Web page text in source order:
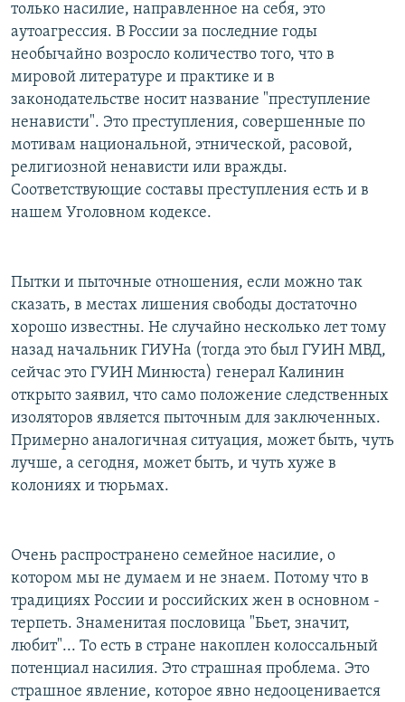
только насилие, направленное на себя, это
аутоагрессия. В России за последние годы
необычайно возросло количество того, что в
мировой литературе и практике и в
законодательстве носит название "преступление
ненависти". Это преступления, совершенные по
мотивам национальной, этнической, расовой,
религиозной ненависти или вражды.
Соответствующие составы преступления есть и в
нашем Уголовном кодексе.
Пытки и пыточные отношения, если можно так
сказать, в местах лишения свободы достаточно
хорошо известны. Не случайно несколько лет тому
назад начальник ГИУНа (тогда это был ГУИН МВД,
сейчас это ГУИН Минюста) генерал Калинин
открыто заявил, что само положение следственных
изоляторов является пыточным для заключенных.
Примерно аналогичная ситуация, может быть, чуть
лучше, а сегодня, может быть, и чуть хуже в
колониях и тюрьмах.
Очень распространено семейное насилие, о
котором мы не думаем и не знаем. Потому что в
традициях России и российских жен в основном -
терпеть. Знаменитая пословица "Бьет, значит,
любит"... То есть в стране накоплен колоссальный
потенциал насилия. Это страшная проблема. Это
страшное явление, которое явно недооценивается